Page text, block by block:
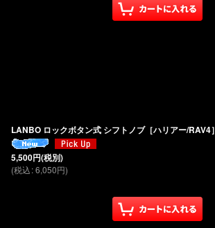
LANBO ロックボタン式 シフトノブ［ハリアー/RAV4］
5,500円(税別)
(税込:6,050円)